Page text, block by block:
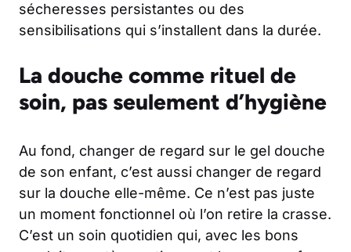
sécheresses persistantes ou des
sensibilisations qui s’installent dans la durée.
La douche comme rituel de
soin, pas seulement d’hygiène
Au fond, changer de regard sur le gel douche
de son enfant, c’est aussi changer de regard
sur la douche elle-même. Ce n’est pas juste
un moment fonctionnel où l’on retire la crasse.
C’est un soin quotidien qui, avec les bons